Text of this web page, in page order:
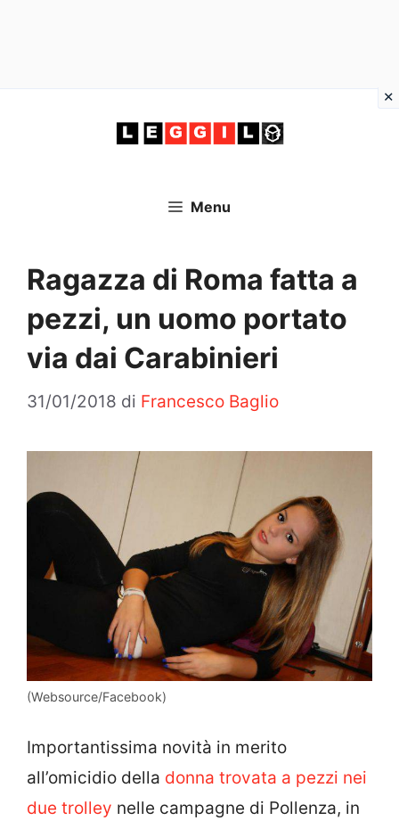
Menu
Ragazza di Roma fatta a
pezzi, un uomo portato
via dai Carabinieri
31/01/2018 di Francesco Baglio
(Websource/Facebook)
Importantissima novità in merito
all’omicidio della donna trovata a pezzi nei
due trolley nelle campagne di Pollenza, in